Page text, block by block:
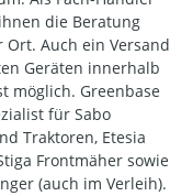
die Beratung
Ort. Auch ein Versand
Geräten innerhalb
möglich. Greenbase
für Sabo
Traktoren, Etesia
Frontmäher sowie
(auch im Verleih).